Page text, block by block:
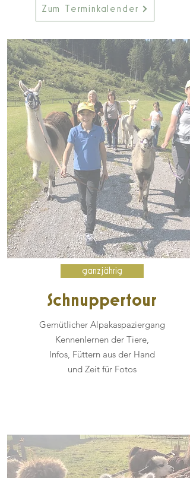
Zum Terminkalender
ganzjährig
Schnuppertour
Gemütlicher Alpakaspaziergang
Kennenlernen der Tiere,
Infos, Füttern aus der Hand
und Zeit für Fotos